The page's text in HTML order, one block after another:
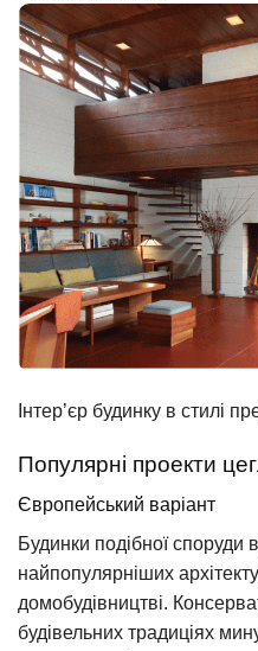
Інтер’єр будинку в стилі
Популярні проекти
Європейський варіант
Будинки подібної споруди
найпопулярніших
домобудівництві.
будівельних традиціях